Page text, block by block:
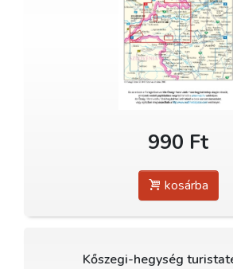
990 Ft
kosárba
Kőszegi-hegység